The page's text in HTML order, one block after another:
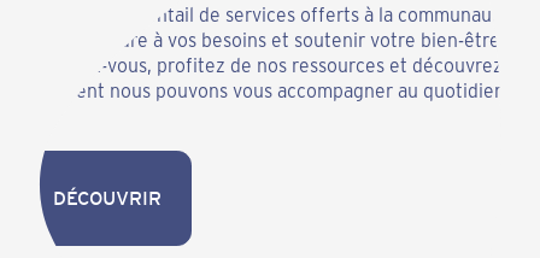
Parcourez l’éventail de services offerts à la communauté
pour répondre à vos besoins et soutenir votre bien-être.
Informez-vous, profitez de nos ressources et découvrez
comment nous pouvons vous accompagner au quotidien.
DÉCOUVRIR
DÉCOUVRIR